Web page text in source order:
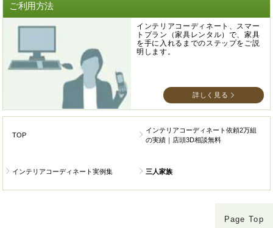
ご利用方法
インテリアコーディネート、スマー
トプラン（家具レンタル）で、家具
を手に入れるまでのステップをご説
明します。
詳しく見る
TOP
インテリアコーディネート依頼2万組
の実績｜店頭3D相談無料
インテリアコーディネート実例集 三人家族
Page Top